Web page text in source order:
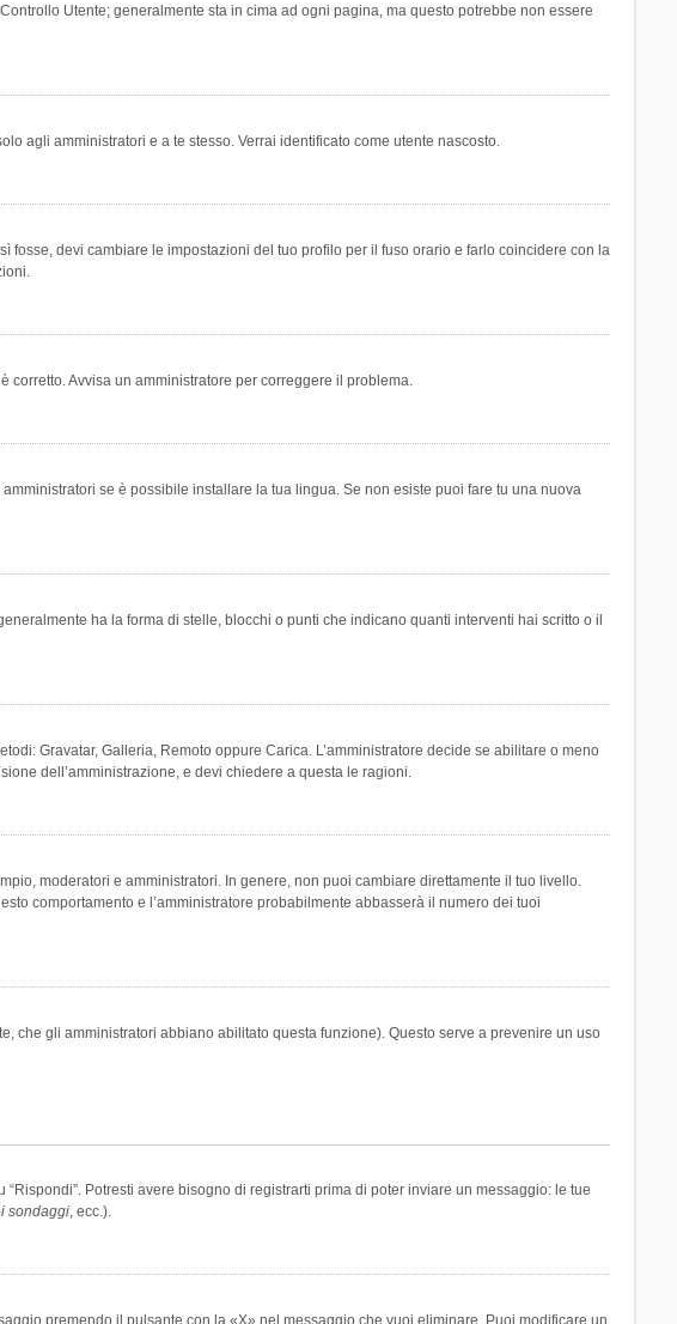
Utente; generalmente sta in cima ad ogni pagina, ma questo potrebbe non essere
agli amministratori e a te stesso. Verrai identificato come utente nascosto.
fosse, devi cambiare le impostazioni del tuo profilo per il fuso orario e farlo coincidere con la
corretto. Avvisa un amministratore per correggere il problema.
se è possibile installare la tua lingua. Se non esiste puoi fare tu una nuova
ha la forma di stelle, blocchi o punti che indicano quanti interventi hai scritto o il
Gravatar, Galleria, Remoto oppure Carica. L’amministratore decide se abilitare o meno
dell’amministrazione, e devi chiedere a questa le ragioni.
moderatori e amministratori. In genere, non puoi cambiare direttamente il tuo livello.
comportamento e l’amministratore probabilmente abbasserà il numero dei tuoi
che gli amministratori abbiano abilitato questa funzione). Questo serve a prevenire un uso
Potresti avere bisogno di registrarti prima di poter inviare un messaggio: le tue
sondaggi, ecc.).
premendo il pulsante con la «X» nel messaggio che vuoi eliminare. Puoi modificare un